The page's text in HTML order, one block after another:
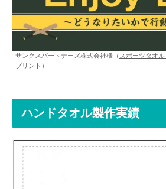
サンクスパートナーズ株式会社様（ スポーツタオ
プリント ）
ハンドタオル製作実績